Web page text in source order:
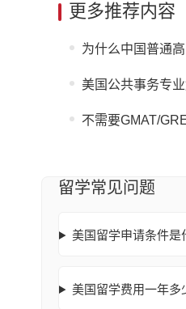
更多推荐内容
为什么中国普通
美国公共事务专
不需要GMAT/
留学常见问题
美国留学申请条件是
美国留学费用一年多